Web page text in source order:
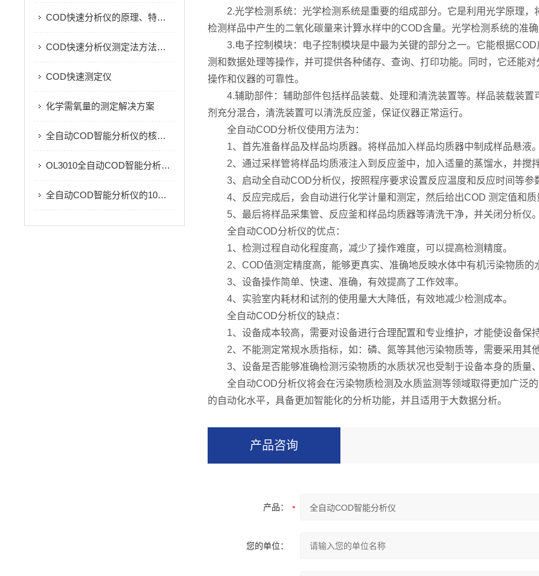
COD快速分析仪的原理、特点以及在科研中的应用
COD快速分析仪测定法方法步骤
COD快速测定仪
化学需氧量的测定解决方案
全自动COD智能分析仪的核心检测原理及技术突破
OL3010全自动COD智能分析仪：高性能与性价比的完美结合
全自动COD智能分析仪的10个性能特点
2.光学检测系统：光学检测系统是重要的组成部分。它是利用光学原理，
检测样品中产生的二氧化碳量来计算水样中的COD含量。光学检测系统的准
3.电子控制模块：电子控制模块是中最为关键的部分之一。它能根据COD
测和数据处理等操作，并可提供各种储存、查询、打印功能。同时，它还能
操作和仪器的可靠性。
4.辅助部件：辅助部件包括样品装载、处理和清洗装置等。样品装载装置
剂充分混合，清洗装置可以清洗反应釜，保证仪器正常运行。
全自动COD分析仪使用方法为：
1、首先准备样品及样品均质器。将样品加入样品均质器中制成样品悬液。
2、通过采样管将样品均质液注入到反应釜中，加入适量的蒸馏水，并搅拌
3、启动全自动COD分析仪，按照程序要求设置反应温度和反应时间等参
4、反应完成后，会自动进行化学计量和测定，然后给出COD 测定值和质
5、最后将样品采集管、反应釜和样品均质器等清洗干净，并关闭分析仪。
全自动COD分析仪的优点：
1、检测过程自动化程度高，减少了操作难度，可以提高检测精度。
2、COD值测定精度高，能够更真实、准确地反映水体中有机污染物质的
3、设备操作简单、快速、准确，有效提高了工作效率。
4、实验室内耗材和试剂的使用量大大降低，有效地减少检测成本。
全自动COD分析仪的缺点：
1、设备成本较高，需要对设备进行合理配置和专业维护，才能使设备保持
2、不能测定常规水质指标，如：磷、氮等其他污染物质等，需要采用其他
3、设备是否能够准确检测污染物质的水质状况也受制于设备本身的质量、
全自动COD分析仪将会在污染物质检测及水质监测等领域取得更加广泛
的自动化水平，具备更加智能化的分析功能，并且适用于大数据分析。
产品咨询
产品：
您的单位：